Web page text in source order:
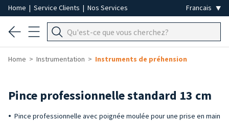
Home | Service Clients | Nos Services
Home Instrumentation Instruments de préhension
Pince professionnelle standard 13 cm
Pince professionnelle avec poignée moulée pour une prise en main